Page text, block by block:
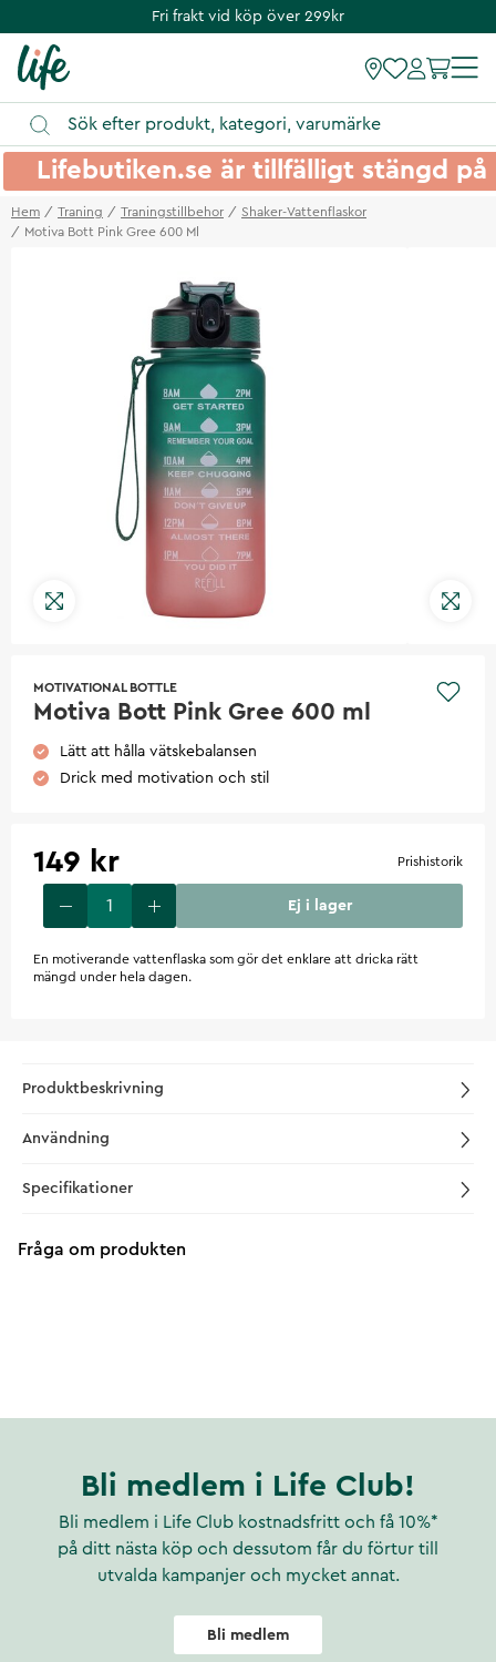
Fri frakt vid köp över 299kr
Lifebutiken.se är tillfälligt stängd
Hem Traning Traningstillbehor
Shaker-Vattenflaskor
Motiva Bott Pink Gree 600 Ml
MOTIVATIONAL BOTTLE
Motiva Bott Pink Gree 600 ml
Lätt att hålla vätskebalansen
Drick med motivation och stil
149 kr Prishistorik
Ej i lager
En motiverande vattenflaska som gör det enklare att dricka rätt
mängd under hela dagen.
Produktbeskrivning
Användning
Specifikationer
Fråga om produkten
Bli medlem i Life Club!
Bli medlem i Life Club kostnadsfritt och få 10%*
på ditt nästa köp och dessutom får du förtur till
utvalda kampanjer och mycket annat.
Bli medlem